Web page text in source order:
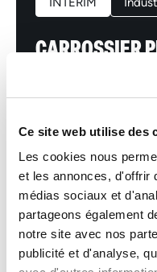
Ce site web utilise des
Les cookies nous
et les annonces, d'offrir
médias sociaux et
partageons également
notre site avec nos
publicité et d'analyse,
CARROSSIER
Data de publicação
09/02/2026
Número de